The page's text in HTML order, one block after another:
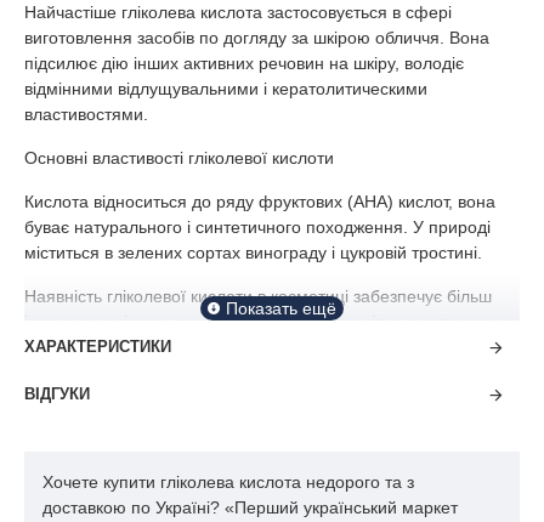
Найчастіше гліколева кислота застосовується в сфері
виготовлення засобів по догляду за шкірою обличчя. Вона
підсилює дію інших активних речовин на шкіру, володіє
відмінними відлущувальними і кератолитическими
властивостями.
Основні властивості гліколевої кислоти
Кислота відноситься до ряду фруктових (АНА) кислот, вона
буває натурального і синтетичного походження. У природі
міститься в зелених сортах винограду і цукровій тростині.
Наявність гліколевої кислоти в косметиці забезпечує більш
інтенсивне відлущування клітин шкіри і помітне омолодження
вже після декількох використань кошти. Цей вид фруктової
відрізняється низьким рівнем кислотності і невеликою
Гліколева кислота відмінно підходить для виготовлення
високоефективних засобів по догляду за шкірою обличчя.
ХАРАКТЕРИСТИКИ
ВІДГУКИ
Хочете купити гліколева кислота недорого та з
доставкою по Україні? «Перший український маркет